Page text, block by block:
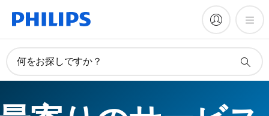
何をお探しですか？